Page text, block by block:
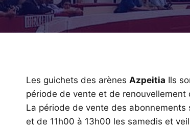
Les guichets des arènes Azpeitia Ils
période de vente et de
La période de vente des abonnements
et de 11h00 à 13h00 les samedis et